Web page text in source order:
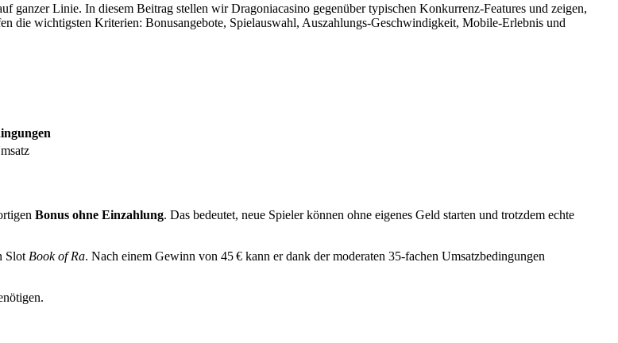
ganzer Linie. In diesem Beitrag stellen wir Dragoniacasino gegenüber typischen Konkurrenz‑Features und zeigen,
die wichtigsten Kriterien: Bonusangebote, Spielauswahl, Auszahlungs‑Geschwindigkeit, Mobile‑Erlebnis und
Bonus ohne Einzahlung. Das bedeutet, neue Spieler können ohne eigenes Geld starten und trotzdem echte
SlotBook of Ra. Nach einem Gewinn von 45 € kann er dank der moderaten 35‑fachen Umsatzbedingungen